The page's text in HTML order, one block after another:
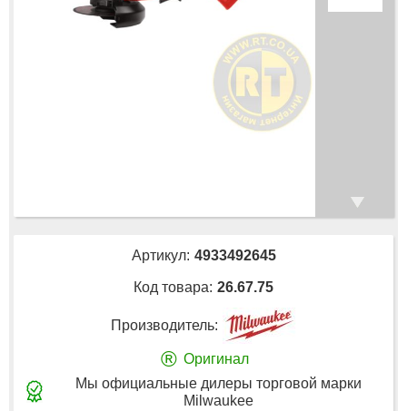
Артикул: 4933492645
Код товара: 26.67.75
Производитель:
® Оригинал
Мы официальные дилеры торговой марки
Milwaukee